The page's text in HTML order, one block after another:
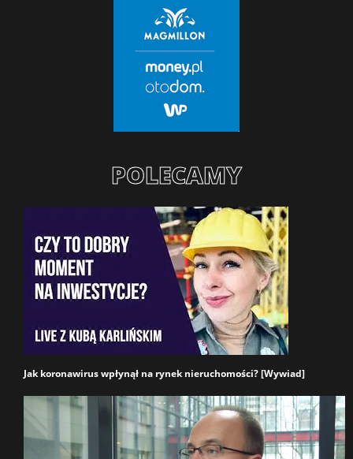
POLECAMY
Jak koronawirus wpłynął na rynek nieruchomości? [Wywiad]